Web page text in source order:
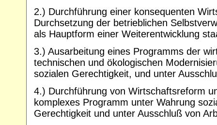
2.) Durchführung einer konsequenten
Durchsetzung der betrieblichen
als Hauptform einer Weiterentwicklung
3.) Ausarbeitung eines Programms der
technischen und ökologischen
sozialen Gerechtigkeit, und unter
4.) Durchführung von Wirtschaftsreform
komplexes Programm unter Wahrung
Gerechtigkeit und unter Ausschluß von